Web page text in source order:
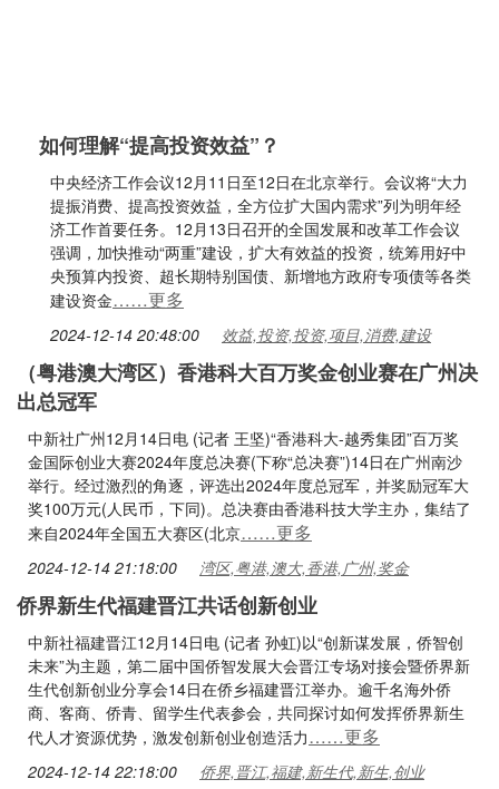
如何理解“提高投资效益”？
中央经济工作会议12月11日至12日在北京举行。会议将“大力
提振消费、提高投资效益，全方位扩大国内需求”列为明年经
济工作首要任务。12月13日召开的全国发展和改革工作会议
强调，加快推动“两重”建设，扩大有效益的投资，统筹用好中
央预算内投资、超长期特别国债、新增地方政府专项债等各类
建设资金……更多
2024-12-14 20:48:00 效益,投资,投资,项目,消费,建设
（粤港澳大湾区）香港科大百万奖金创业赛在广州决
出总冠军
中新社广州12月14日电 (记者 王坚)“香港科大-越秀集团”百万奖
金国际创业大赛2024年度总决赛(下称“总决赛”)14日在广州南沙
举行。经过激烈的角逐，评选出2024年度总冠军，并奖励冠军大
奖100万元(人民币，下同)。总决赛由香港科技大学主办，集结了
来自2024年全国五大赛区(北京……更多
2024-12-14 21:18:00 湾区,粤港,澳大,香港,广州,奖金
侨界新生代福建晋江共话创新创业
中新社福建晋江12月14日电 (记者 孙虹)以“创新谋发展，侨智创
未来”为主题，第二届中国侨智发展大会晋江专场对接会暨侨界新
生代创新创业分享会14日在侨乡福建晋江举办。逾千名海外侨
商、客商、侨青、留学生代表参会，共同探讨如何发挥侨界新生
代人才资源优势，激发创新创业创造活力……更多
2024-12-14 22:18:00 侨界,晋江,福建,新生代,新生,创业